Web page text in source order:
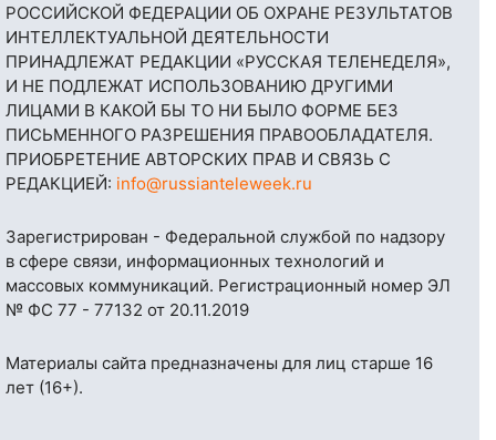
РОССИЙСКОЙ ФЕДЕРАЦИИ ОБ ОХРАНЕ РЕЗУЛЬТАТОВ
ИНТЕЛЛЕКТУАЛЬНОЙ ДЕЯТЕЛЬНОСТИ
ПРИНАДЛЕЖАТ РЕДАКЦИИ «РУССКАЯ ТЕЛЕНЕДЕЛЯ»,
И НЕ ПОДЛЕЖАТ ИСПОЛЬЗОВАНИЮ ДРУГИМИ
ЛИЦАМИ В КАКОЙ БЫ ТО НИ БЫЛО ФОРМЕ БЕЗ
ПИСЬМЕННОГО РАЗРЕШЕНИЯ ПРАВООБЛАДАТЕЛЯ.
ПРИОБРЕТЕНИЕ АВТОРСКИХ ПРАВ И СВЯЗЬ С
РЕДАКЦИЕЙ: info@russianteleweek.ru
Зарегистрирован - Федеральной службой по надзору
в сфере связи, информационных технологий и
массовых коммуникаций. Регистрационный номер ЭЛ
№ ФС 77 - 77132 от 20.11.2019
Материалы сайта предназначены для лиц старше 16
лет (16+).